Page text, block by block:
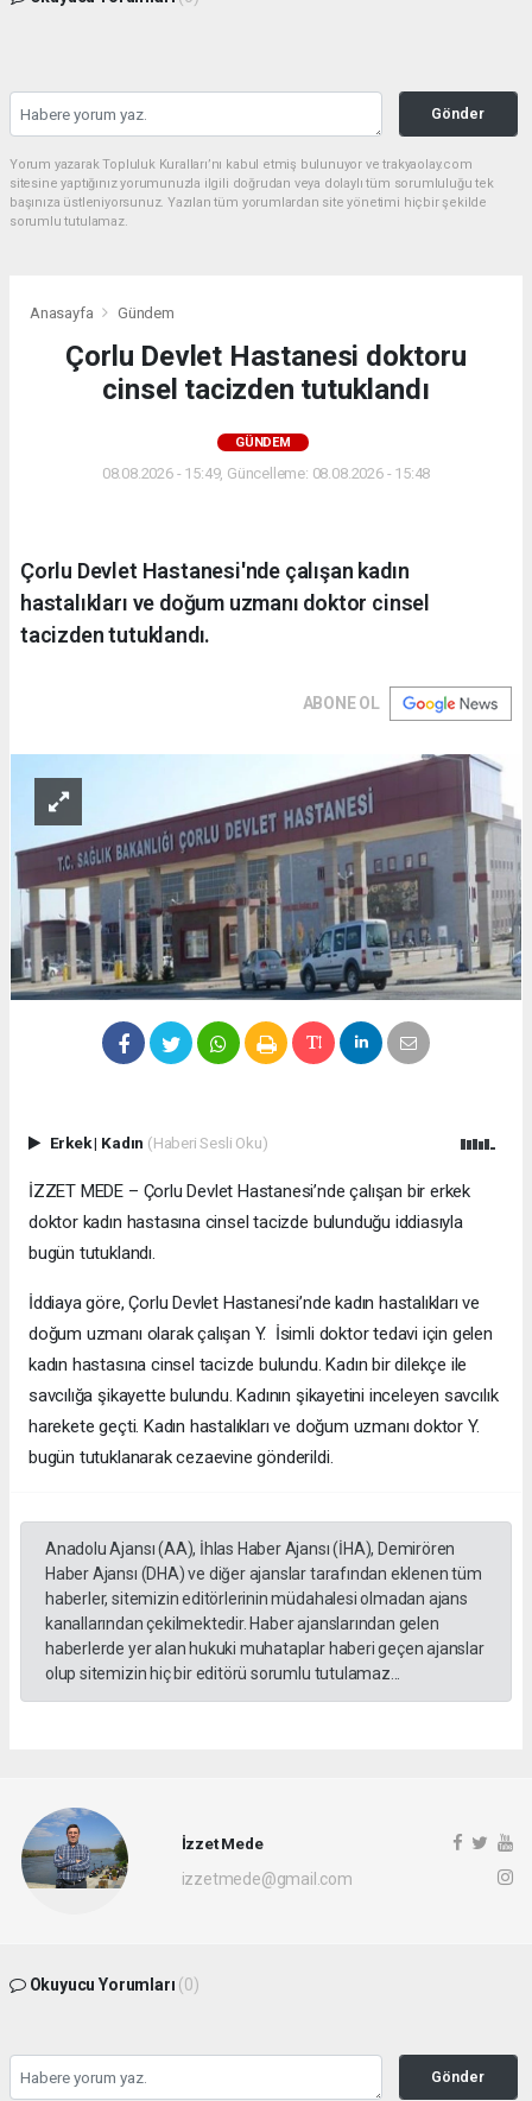
Gönder
Yorum yazarak Topluluk Kuralları’nı kabul etmiş bulunuyor ve trakyaolay.com
sitesine yaptığınız yorumunuzla ilgili doğrudan veya dolaylı tüm sorumluluğu tek
başınıza üstleniyorsunuz. Yazılan tüm yorumlardan site yönetimi hiçbir şekilde
sorumlu tutulamaz.
Anasayfa Gündem
Çorlu Devlet Hastanesi doktoru
cinsel tacizden tutuklandı
GÜNDEM
08.08.2026 - 15:49, Güncelleme: 08.08.2026 - 15:48
Çorlu Devlet Hastanesi'nde çalışan kadın
hastalıkları ve doğum uzmanı doktor cinsel
tacizden tutuklandı.
ABONE OL
Erkek| Kadın (Haberi Sesli Oku)
İZZET MEDE – Çorlu Devlet Hastanesi’nde çalışan bir erkek
doktor kadın hastasına cinsel tacizde bulunduğu iddiasıyla
bugün tutuklandı.
İddiaya göre, Çorlu Devlet Hastanesi’nde kadın hastalıkları ve
doğum uzmanı olarak çalışan Y. İsimli doktor tedavi için gelen
kadın hastasına cinsel tacizde bulundu. Kadın bir dilekçe ile
savcılığa şikayette bulundu. Kadının şikayetini inceleyen savcılık
harekete geçti. Kadın hastalıkları ve doğum uzmanı doktor Y.
bugün tutuklanarak cezaevine gönderildi.
Anadolu Ajansı (AA), İhlas Haber Ajansı (İHA), Demirören
Haber Ajansı (DHA) ve diğer ajanslar tarafından eklenen tüm
haberler, sitemizin editörlerinin müdahalesi olmadan ajans
kanallarından çekilmektedir. Haber ajanslarından gelen
haberlerde yer alan hukuki muhataplar haberi geçen ajanslar
olup sitemizin hiç bir editörü sorumlu tutulamaz...
İzzet Mede
izzetmede@gmail.com
Okuyucu Yorumları (0)
Gönder